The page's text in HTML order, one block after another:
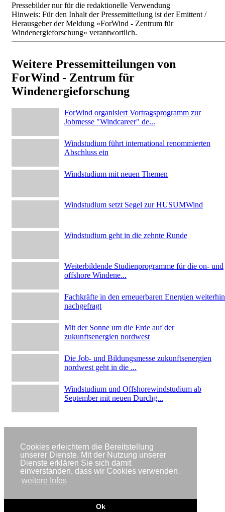
Cookies erleichtern die Bereitstellung
unserer Dienste. Mit der Nutzung unserer
Dienste erklären Sie sich damit
einverstanden, dass wir Cookies verwenden.
weitere Infos
Ok
Pressebilder nur für die redaktionelle Verwendung
Hinweis: Für den Inhalt der Pressemitteilung ist der Emittent /
Herausgeber der Meldung »ForWind - Zentrum für
Windenergieforschung« verantwortlich.
Weitere Pressemitteilungen von
ForWind - Zentrum für
Windenergieforschung
ForWind organisiert Vortragsprogramm zur
Jobmesse "Windcareer" de...
Windstudium führt international renommierten
Abschluss ein
Windstudium mit neuen Themen
Windstudium setzt Segel zur HUSUMWind
Windstudium geht in die zehnte Runde
Weiterbildende Studienprogramme für die on- und
offshore Windene...
Fachkräfte in den erneuerbaren Energien weiterhin
nachgefragt
Mit der Sonne um die Erde auf der
zukunftsenergien nordwest
Die Job- und Bildungsmesse zukunftsenergien
nordwest geht in die ...
Windstudium und Offshorewindstudium ab
September mit neuen Durchg...
Partner
Impressum
Datenschutzerklärung